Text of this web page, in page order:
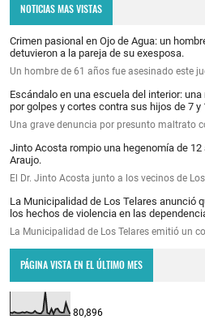
NOTICIAS MAS VISTAS
Crimen pasional en Ojo de Agua: un
detuvieron a la pareja de su exesposa.
Un hombre de 61 años fue asesinado este
Escándalo en una escuela del interior:
por golpes y cortes contra sus hijos de 7 y
Una grave denuncia por presunto maltrato
Jinto Acosta rompio una hegenomía de
Araujo.
El Dr. Jinto Acosta junto a los vecinos de
La Municipalidad de Los Telares anunció
los hechos de violencia en las
La Municipalidad de Los Telares emitió un
PÁGINA VISTA EN EL ÚLTIMO MES
80,896